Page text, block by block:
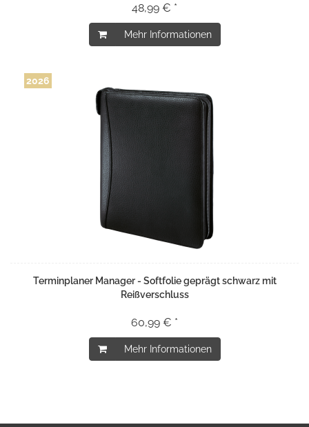
48,99 € *
Mehr Informationen
2026
Terminplaner Manager - Softfolie geprägt schwarz mit
Reißverschluss
60,99 € *
Mehr Informationen